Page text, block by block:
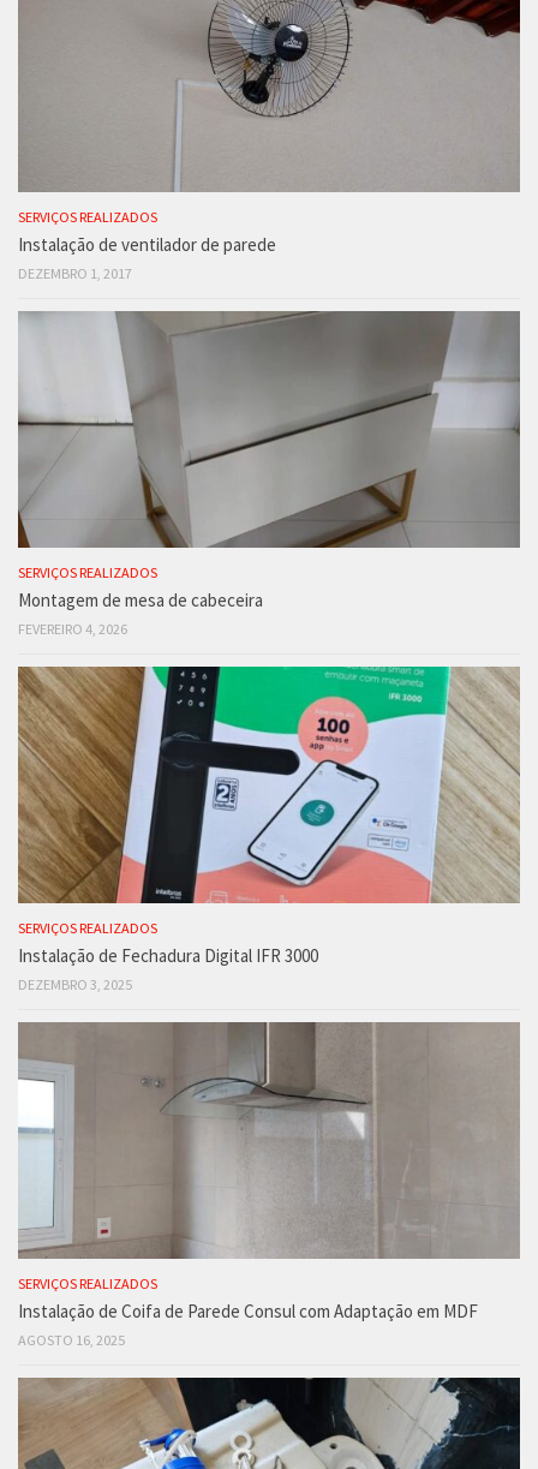
SERVIÇOS REALIZADOS
Instalação de ventilador de parede
DEZEMBRO 1, 2017
SERVIÇOS REALIZADOS
Montagem de mesa de cabeceira
FEVEREIRO 4, 2026
SERVIÇOS REALIZADOS
Instalação de Fechadura Digital IFR 3000
DEZEMBRO 3, 2025
SERVIÇOS REALIZADOS
Instalação de Coifa de Parede Consul com Adaptação em MDF
AGOSTO 16, 2025